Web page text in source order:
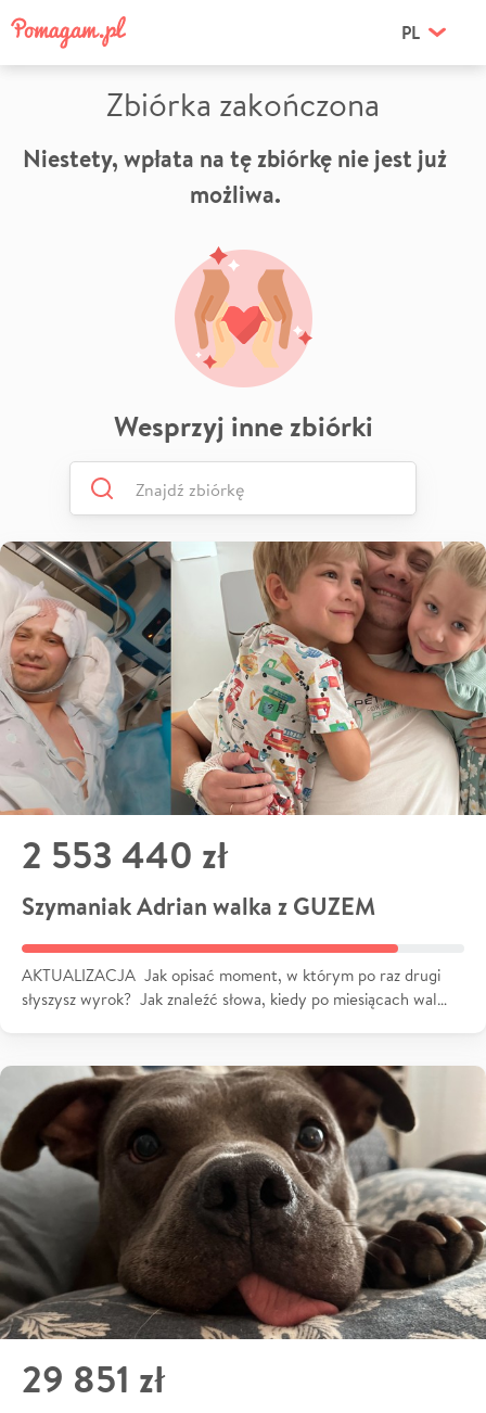
PL
Zbiórka zakończona
Niestety, wpłata na tę zbiórkę nie jest już
możliwa.
Wesprzyj inne zbiórki
2 553 440 zł
Szymaniak Adrian walka z GUZEM
AKTUALIZACJA Jak opisać moment, w którym po raz drugi
słyszysz wyrok? Jak znaleźć słowa, kiedy po miesiącach wal…
29 851 zł